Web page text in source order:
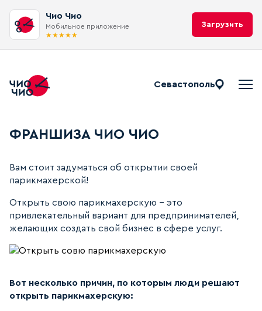
Чио Чио
Мобильное приложение
★★★★★
Загрузить
Севастополь
ФРАНШИЗА ЧИО ЧИО
Вам стоит задуматься об открытии своей
парикмахерской!
Открыть свою парикмахерскую - это
привлекательный вариант для предпринимателей,
желающих создать свой бизнес в сфере услуг.
Вот несколько причин, по которым люди решают
открыть парикмахерскую: